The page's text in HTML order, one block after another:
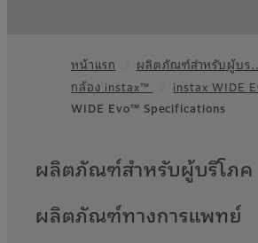
Footer
หน้าแรก ผลิตภัณฑ์สำหรับผู้บร
กล้อง instax™
instax WIDE
WIDE Evo™ Specifications
Quick Links
ผลิตภัณฑ์สำหรับผู้บริโภค
ผลิตภัณฑ์ทางการแพทย์